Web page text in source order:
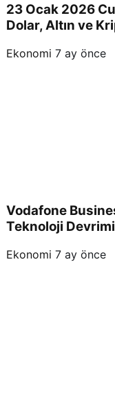
23 Ocak 2026
Dolar, Altın ve
Ekonomi 7 ay önce
Vodafone
Teknoloji
Ekonomi 7 ay önce